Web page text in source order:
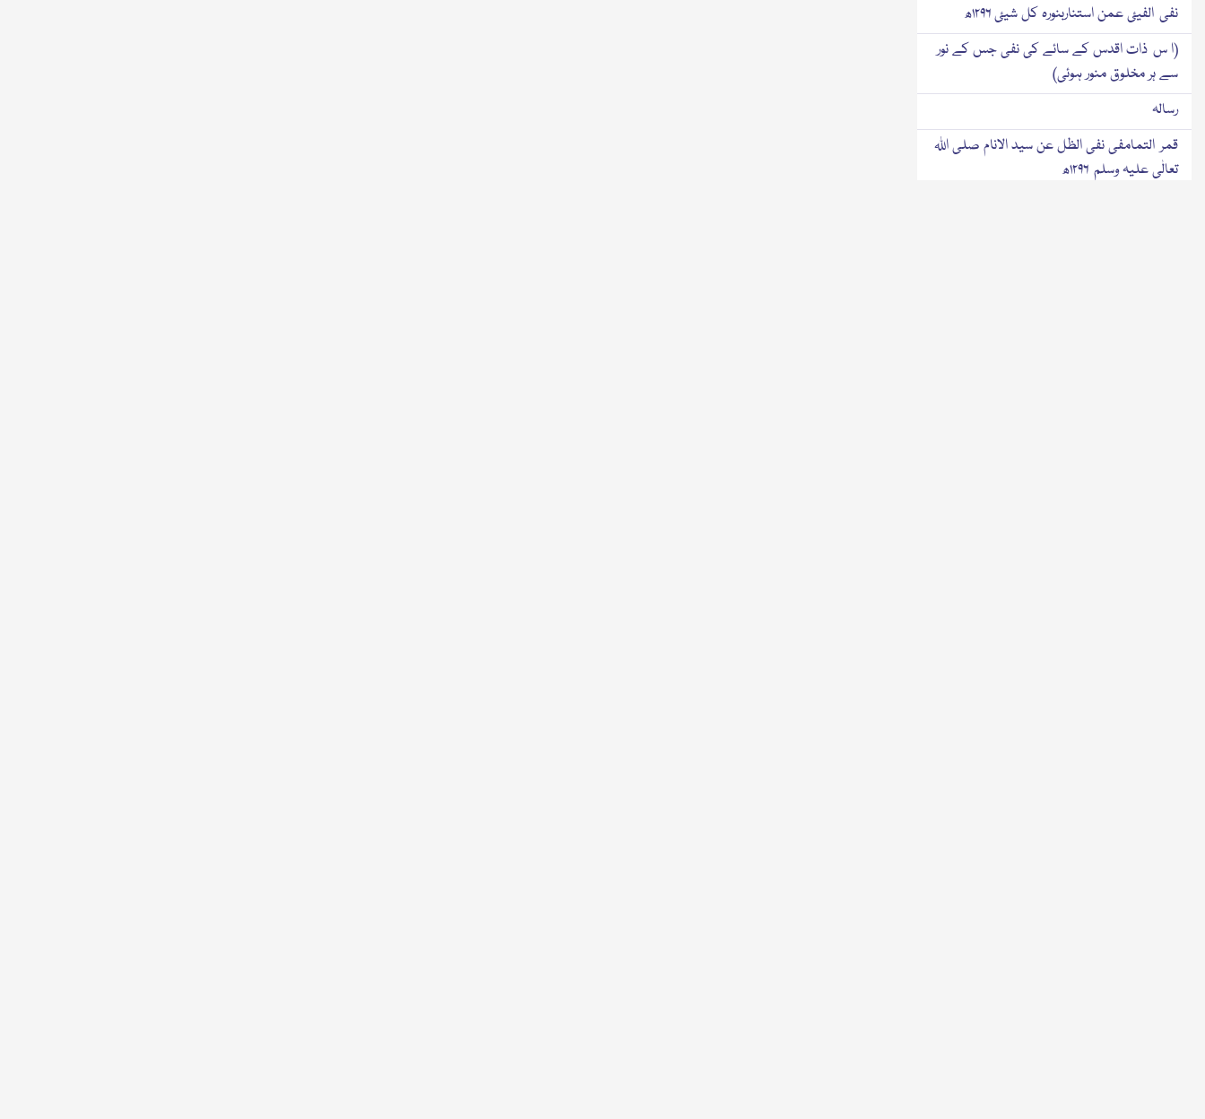
نفی الفیئ عمن استناربنورہ کل شیئ ۱۲۹۶ھ
(ا س ذات اقدس کے سائے کی نفی جس کے نور
سے ہر مخلوق منور ہوئی)
رسالہ
قمر التمامفی نفی الظل عن سید الانام صلی اللہ
تعالٰی علیہ وسلم ۱۲۹۶ھ